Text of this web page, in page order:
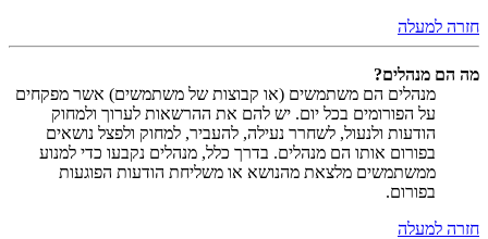
חזרה למעלה
מה הם מנהלים?
מנהלים הם משתמשים (או קבוצות של משתמשים) אשר מפקחים
על הפורומים בכל יום. יש להם את ההרשאות לערוך ולמחוק
הודעות ולנעול, לשחרר נעילה, להעביר, למחוק ולפצל נושאים
בפורום אותו הם מנהלים. בדרך כלל, מנהלים נקבעו כדי למנוע
ממשתמשים מלצאת מהנושא או משליחת הודעות הפוגעות
בפורום.
חזרה למעלה